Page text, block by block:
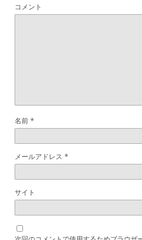
コメント
名前 *
メールアドレス *
サイト